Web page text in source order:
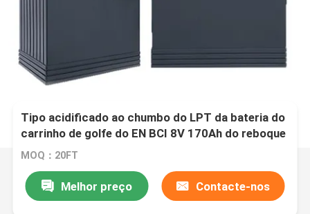
Tipo acidificado ao chumbo do LPT da bateria do
carrinho de golfe do EN BCI 8V 170Ah do reboque
MOQ：20FT
Melhor preço Contacte-nos